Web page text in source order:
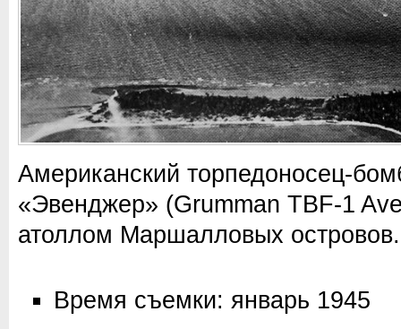
Американский торпедоносец-
«Эвенджер» (Grumman TBF-1
атоллом Маршалловых островов.
Время съемки: январь 1945